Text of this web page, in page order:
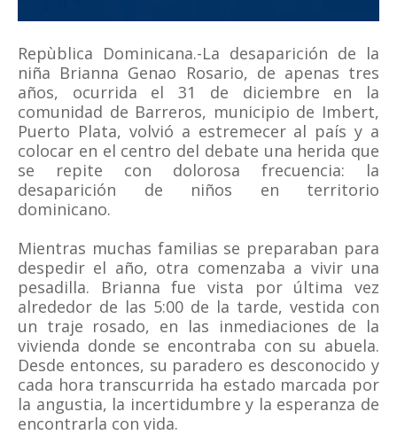
Repùblica Dominicana.-La desaparición de la
niña Brianna Genao Rosario, de apenas tres
años, ocurrida el 31 de diciembre en la
comunidad de Barreros, municipio de Imbert,
Puerto Plata, volvió a estremecer al país y a
colocar en el centro del debate una herida que
se repite con dolorosa frecuencia: la
desaparición de niños en territorio
dominicano.
Mientras muchas familias se preparaban para
despedir el año, otra comenzaba a vivir una
pesadilla. Brianna fue vista por última vez
alrededor de las 5:00 de la tarde, vestida con
un traje rosado, en las inmediaciones de la
vivienda donde se encontraba con su abuela.
Desde entonces, su paradero es desconocido y
cada hora transcurrida ha estado marcada por
la angustia, la incertidumbre y la esperanza de
encontrarla con vida.